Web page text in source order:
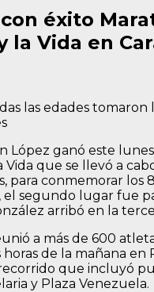
éxito
la Vida en
las edades tomaron
López ganó este
Vida que se llevó a
para conmemorar los
el segundo lugar fue
arribó en la
a más de 600
de la mañana en
que incluyó
y Plaza Venezuela.